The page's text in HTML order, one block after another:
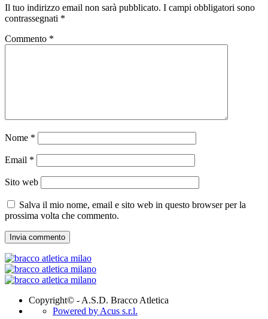
Il tuo indirizzo email non sarà pubblicato. I campi obbligatori sono
contrassegnati *
Commento *
Nome *
Email *
Sito web
Salva il mio nome, email e sito web in questo browser per la
prossima volta che commento.
Copyright© - A.S.D. Bracco Atletica
Powered by Acus s.r.l.